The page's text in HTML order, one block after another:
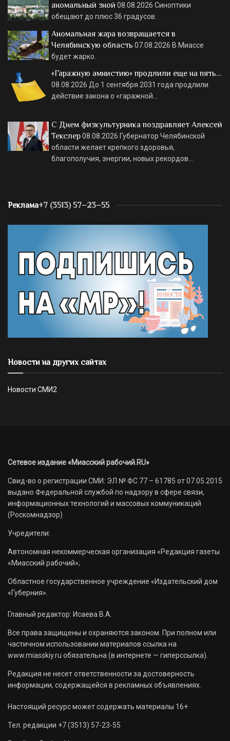
аномальный зной 08.08.2026 Синоптики
обещают до плюс 36 градусов.
Аномальная жара возвращается в
Челябинскую область 07.08.2026 В Миассе
будет жарко.
«Гаражную амнистию» продлили еще на пять…
08.08.2026 До 1 сентября 2031 года продлили
действие закона о «гаражной…
С Днем физкультурника поздравляет Алексей
Текслер08.08.2026 Губернатор Челябинской
области желает крепкого здоровья,
благополучия, энергии, новых рекордов…
Реклама+7 (3513) 57–23–55
Новости на других сайтах
Новости СМИ2
Сетевое издание «Миасский рабочий.RU»
Свид-во о регистрации СМИ: ЭЛ № ФС 77 – 61785 от 07.05.2015
выдано Федеральной службой по надзору в сфере связи,
информационных технологий и массовых коммуникаций
(Роскомнадзор)
Учредители:
Автономная некоммерческая организация «Редакция газеты
«Миасский рабочий»;
Областное государственное учреждение «Издательский дом
«Губерния».
Главный редактор: Исаева В.А.
Все права защищены и охраняются законом. При полном или
частичном использовании материалов ссылка на
www.miasskiy.ru обязательна (в интернете — гиперссылка).
Редакция не несет ответственности за достоверность
информации, содержащейся в рекламных объявлениях.
Настоящий ресурс может содержать материалы 16+
Тел. редакции +7 (3513) 57-23-55